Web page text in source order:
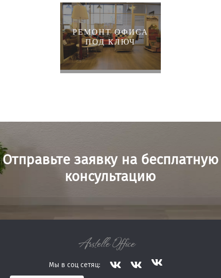
РЕМОНТ ОФИСА
ПОД КЛЮЧ
Отправьте заявку на бесплатную
консультацию
Мы в соц сетяц: